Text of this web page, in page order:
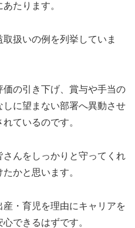
あたります。
扱いの例を列挙していま
の引き下げ、賞与や手当の
に望まない部署へ異動させ
ているのです。
んをしっかりと守ってくれ
かと思います。
・育児を理由にキャリアを
できるはずです。